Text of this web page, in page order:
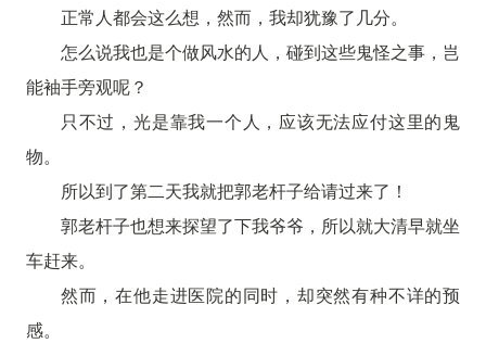
正常人都会这么想，然而，我却犹豫了几分。
怎么说我也是个做风水的人，碰到这些鬼怪之事，岂
能袖手旁观呢？
只不过，光是靠我一个人，应该无法应付这里的鬼
物。
所以到了第二天我就把郭老杆子给请过来了！
郭老杆子也想来探望了下我爷爷，所以就大清早就坐
车赶来。
然而，在他走进医院的同时，却突然有种不详的预
感。